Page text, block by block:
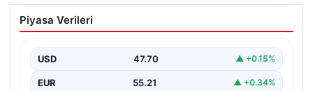
TFF’den isim sponsorluğu açıklaması!
Trendyol Süper Lig…
Piyasa Verileri
USD 47.70 ▲ +0.15%
EUR 55.21 ▲ +0.34%